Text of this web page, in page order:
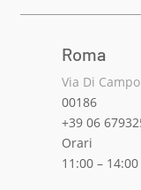
Roma
Via Di
00186
+39 06
Orari
11:00 –